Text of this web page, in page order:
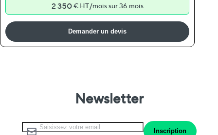
2 350€ HT/mois sur 36 mois
Demander un devis
Newsletter
Inscription à notre lettre d’information :
Inscription